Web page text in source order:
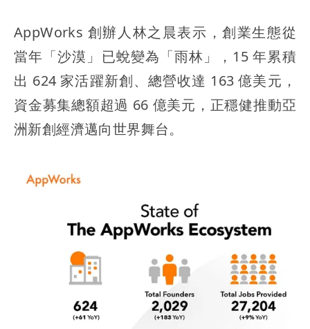
AppWorks 創辦人林之晨表示，創業生態從
當年「沙漠」已蛻變為「雨林」，15 年累積
出 624 家活躍新創、總營收達 163 億美元，
資金募集總額超過 66 億美元，正穩健推動亞
洲新創經濟邁向世界舞台。